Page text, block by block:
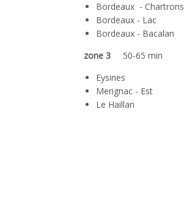
Bordeaux - Chartrons
Bordeaux - Lac
Bordeaux - Bacalan
zone 3 50-65 min
Eysines
Merignac - Est
Le Haillan